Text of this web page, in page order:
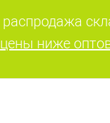
распродажа
цены ниже